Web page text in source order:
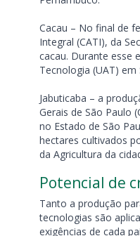
Cacau – No final de
Integral (CATI), da
cacau. Durante esse
Tecnologia (UAT)
Jabuticaba – a
Gerais de São Paulo
no Estado de São
hectares cultivados
da Agricultura da
Potencial de
Tanto a produção
tecnologias são
exigências de cada